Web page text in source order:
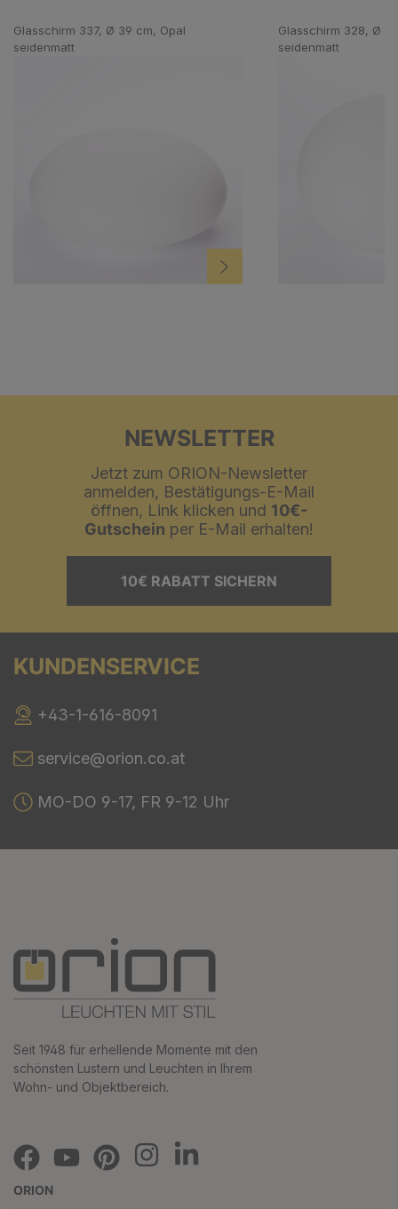
Glasschirm 337, Ø 39 cm, Opal
seidenmatt
Glasschirm 328, Ø
seidenmatt
NEWSLETTER
Jetzt zum ORION-Newsletter
anmelden, Bestätigungs-E-Mail
öffnen, Link klicken und 10€-
Gutschein per E-Mail erhalten!
10€ RABATT SICHERN
KUNDENSERVICE
+43-1-616-8091
service@orion.co.at
MO-DO 9-17, FR 9-12 Uhr
Seit 1948 für erhellende Momente mit den
schönsten Lustern und Leuchten in Ihrem
Wohn- und Objektbereich.
ORION